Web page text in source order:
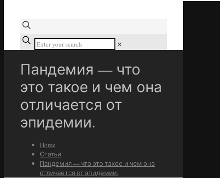
✕
Пандемия — что
это такое и чем она
отличается от
эпидемии.
Home
Статьи
Пандемия — что это такое и чем она
отличается от эпидемии.